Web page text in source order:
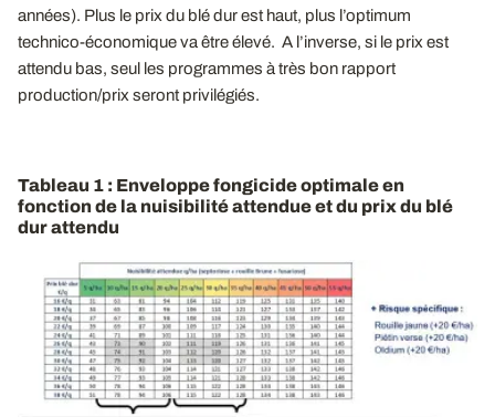
années). Plus le prix du blé dur est haut, plus l’optimum
technico-économique va être élevé. A l’inverse, si le prix est
attendu bas, seul les programmes à très bon rapport
production/prix seront privilégiés.
Tableau 1 : Enveloppe fongicide optimale en
fonction de la nuisibilité attendue et du prix du blé
dur attendu